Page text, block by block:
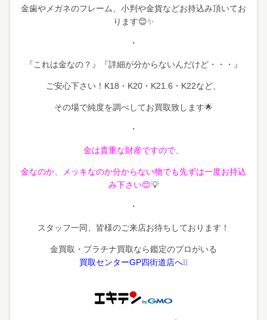
金歯やメガネのフレーム、小判や金貨などお持込み頂いてお
ります😊✨
・
『これは金なの？』『詳細が分からないんだけど・・・』
ご安心下さい！ K18・K20・K21.6・K22など、
その場で純度を調べしてお買取致します🌟
・
金は貴重な財産ですので、
金なのか、メッキなのか分からない物でも先ずは一度お持込
み下さい😊💡
・
スタッフ一同、皆様のご来店お待ちしております！
金買取・プラチナ買取なら鑑定のプロがいる
買取センターGP四街道店へ❕❕